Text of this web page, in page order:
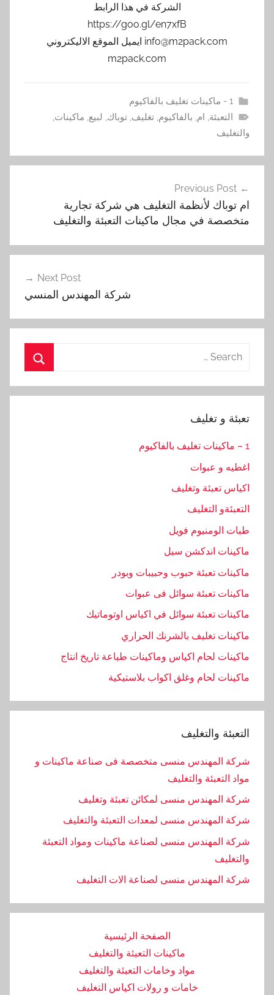
الشركة في هذا الرابط
https://goo.gl/en7xfB
info@m2pack.com ايميل الموقع الاليكتروني
m2pack.com
1 - ماكينات تغليف بالفاكيوم
التعبئة, ام, بالفاكيوم,تغليف,توباك, لبيع, ماكينات,
والتغليف
المقالات
Previous Post
ام توباك لأنظمة التغليف هي شركة تجارية
متخصصة في مجال ماكينات التعبئة والتغليف
Next Post
شركة المهندس المنسي
Search
تعبئة و تغليف
1 – ماكينات تغليف بالفاكيوم
اغطيه و عبوات
اكياس تعبئة وتغليف
التعبئةو التغليف
طبات الومنيوم فويل
ماكينات اندكشن سيل
ماكينات تعبئة حبوب وحبيبات وبودر
ماكينات تعبئة سوائل فى عبوات
ماكينات تعبئة سوائل في اكياس اوتوماتيك
ماكينات تغليف بالشرنك الحراري
ماكينات لحام اكياس وماكينات طباعة تاريخ انتاج
ماكينات لحام وغلق اكواب بلاستيكية
التعبئة والتغليف
شركة المهندس منسى متخصصة فى صناعة ماكينات و
مواد التعبئة والتغليف
شركة المهندس منسى لمكائن تعبئة وتغليف
شركة المهندس منسى لمعدات التعبئة والتغليف
شركة المهندس منسى لصناعة ماكينات ومواد التعبئة
والتغليف
‏شركة المهندس منسى لصناعة الات التغليف
الصفحة الرئيسية
ماكينات التعبئة والتغليف
مواد وخامات التعبئة والتغليف
خامات و رولات اكياس التغليف